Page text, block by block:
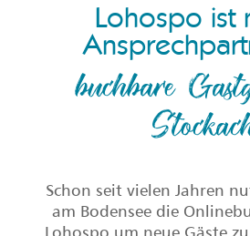
Lohospo ist
buchbare
Schon seit vielen Jahren
am Bodensee die
Lohospo um neue Gäste